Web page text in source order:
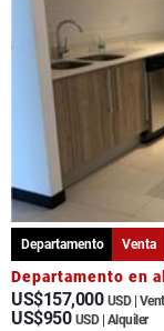
Departamento Venta
Departamento en
US$157,000 USD |
US$950 USD | Alquiler